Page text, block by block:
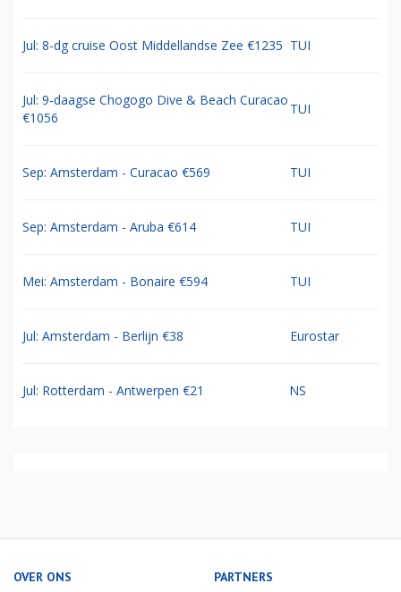
Jul: 8-dg cruise Oost Middellandse Zee €1235 TUI
Jul: 9-daagse Chogogo Dive & Beach Curacao
€1056
TUI
Sep: Amsterdam - Curacao €569 TUI
Sep: Amsterdam - Aruba €614 TUI
Mei: Amsterdam - Bonaire €594 TUI
Jul: Amsterdam - Berlijn €38 Eurostar
Jul: Rotterdam - Antwerpen €21 NS
OVER ONS PARTNERS